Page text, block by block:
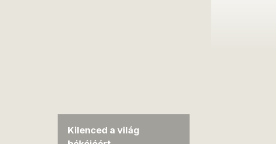
Kilenced a világ